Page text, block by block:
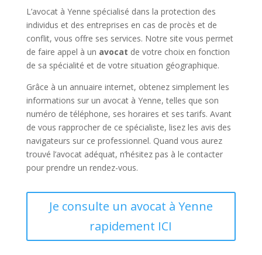
L’avocat à Yenne spécialisé dans la protection des
individus et des entreprises en cas de procès et de
conflit, vous offre ses services. Notre site vous permet
de faire appel à un avocat de votre choix en fonction
de sa spécialité et de votre situation géographique.
Grâce à un annuaire internet, obtenez simplement les
informations sur un avocat à Yenne, telles que son
numéro de téléphone, ses horaires et ses tarifs. Avant
de vous rapprocher de ce spécialiste, lisez les avis des
navigateurs sur ce professionnel. Quand vous aurez
trouvé l’avocat adéquat, n’hésitez pas à le contacter
pour prendre un rendez-vous.
Je consulte un avocat à Yenne
rapidement ICI